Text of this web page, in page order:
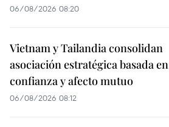
06/08/2026 08:20
Vietnam y Tailandia consolidan
asociación estratégica basada en
confianza y afecto mutuo
06/08/2026 08:12